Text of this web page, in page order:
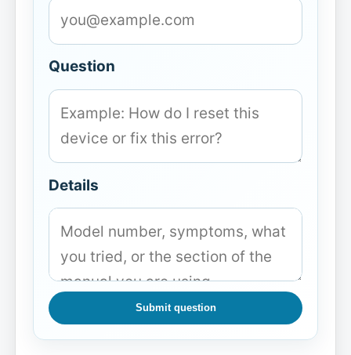
Question
Details
Submit question